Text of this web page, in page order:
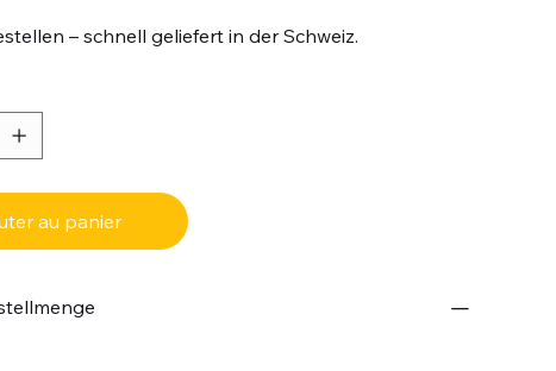
– schnell geliefert in der Schweiz.
au panier